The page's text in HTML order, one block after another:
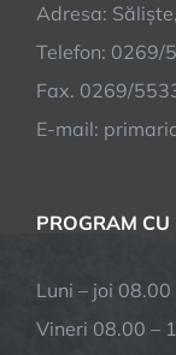
Adresa:
Telefon:
Fax. 0269/
E-mail:
PROGRAM
Luni – joi
Vineri 08.00 –